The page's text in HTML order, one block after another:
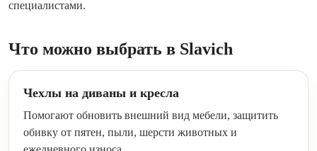
специалистами.
Что можно выбрать в Slavich
Чехлы на диваны и кресла
Помогают обновить внешний вид мебели, защитить
обивку от пятен, пыли, шерсти животных и